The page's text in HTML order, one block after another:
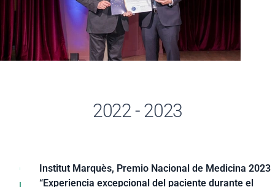
2022 - 2023
Institut Marquès, Premio Nacional de Medicina 2023
Por la mejora de los resultados en Reproducción
“Experiencia excepcional del paciente durante el